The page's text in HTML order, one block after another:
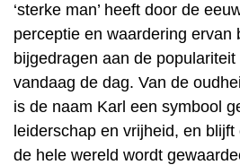
‘sterke man’ heeft door de
perceptie en waardering ervan
bijgedragen aan de
vandaag de dag. Van de
is de naam Karl een symbool
leiderschap en vrijheid, en
de hele wereld wordt